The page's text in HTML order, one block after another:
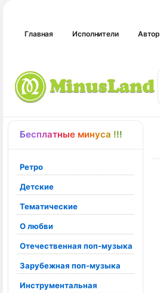
Главная Исполнители
Бесплатные минуса !!!
Ретро
Детские
Тематические
О любви
Отечественная поп-музыка
Зарубежная поп-музыка
Инструментальная